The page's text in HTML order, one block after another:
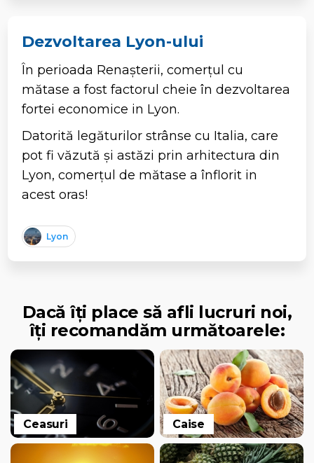
Dezvoltarea Lyon-ului
În perioada Renașterii, comerțul cu
mătase a fost factorul cheie în dezvoltarea
fortei economice in Lyon.
Datorită legăturilor strânse cu Italia, care
pot fi văzută și astăzi prin arhitectura din
Lyon, comerțul de mătase a înflorit in
acest oras!
Lyon
Dacă îți place să afli lucruri noi,
îți recomandăm următoarele:
Ceasuri Caise